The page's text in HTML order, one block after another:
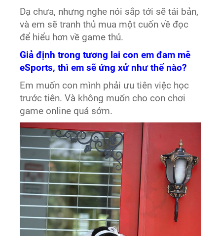
Dạ chưa, nhưng nghe nói sắp tới sẽ tái bản,
và em sẽ tranh thủ mua một cuốn về đọc
để hiểu hơn về game thủ.
Giả định trong tương lai con em đam mê
eSports, thì em sẽ ứng xử như thế nào?
Em muốn con mình phải ưu tiên việc học
trước tiên. Và không muốn cho con chơi
game online quá sớm.